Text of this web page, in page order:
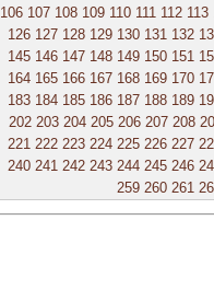
106 107 108 109 110 111 112 113
126 127 128 129 130 131 132
145 146 147 148 149 150 151
164 165 166 167 168 169 170
183 184 185 186 187 188 189
202 203 204 205 206 207 208
221 222 223 224 225 226 227
240 241 242 243 244 245 246
259 260 261